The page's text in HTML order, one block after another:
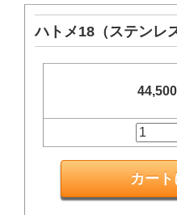
ハトメ18（ステンレ